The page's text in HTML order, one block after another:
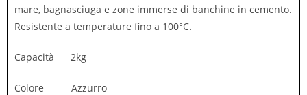
mare, bagnasciuga e zone immerse di banchine in cemento.
Resistente a temperature fino a 100°C.
Capacità 2kg
Colore Azzurro